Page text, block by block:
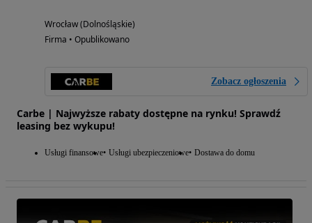
Wrocław (Dolnośląskie)
Firma • Opublikowano
Zobacz ogłoszenia
Carbe | Najwyższe rabaty dostępne na rynku! Sprawdź
leasing bez wykupu!
Usługi finansowe Usługi ubezpieczeniowe Dostawa do domu